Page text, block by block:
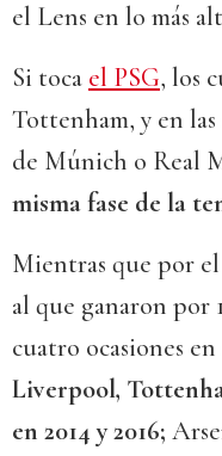
el Lens en lo más
Si toca el PSG, los
Tottenham, y en las
de Múnich o Real
misma fase de la
Mientras que por
al que ganaron por
cuatro ocasiones
Liverpool,
en 2014 y 2016;